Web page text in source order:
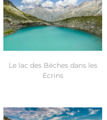
Le lac des Bèches dans les
Ecrins